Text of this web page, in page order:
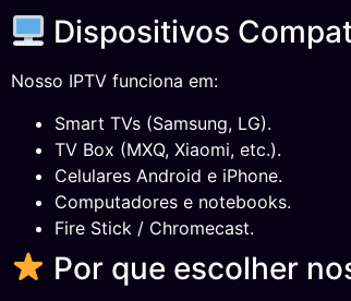
Dispositivos
Nosso IPTV funciona em:
Smart TVs (Samsung, LG).
TV Box (MXQ, Xiaomi, etc.).
Celulares Android e iPhone.
Computadores e notebooks.
Fire Stick / Chromecast.
Por que escolher